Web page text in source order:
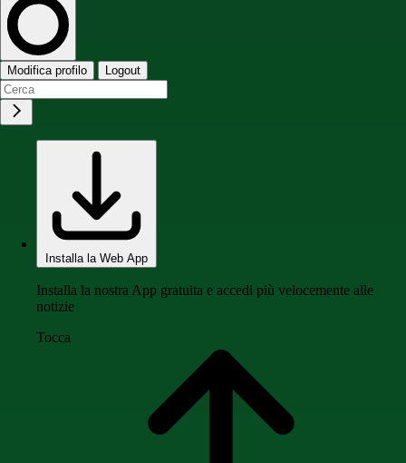
Modifica profilo Logout
Installa la Web App
Installa la nostra App gratuita e accedi più velocemente alle
notizie
Tocca